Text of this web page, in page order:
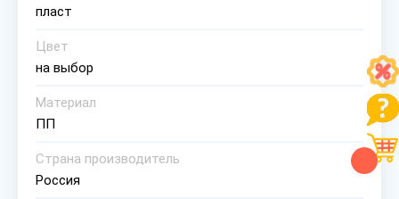
пласт
Цвет
на выбор
Материал
ПП
Страна производитель
Россия